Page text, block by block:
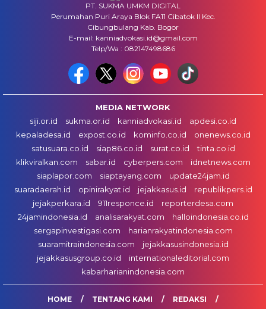
PT. SUKMA UMKM DIGITAL
Perumahan Puri Araya Blok FA11 Cibatok II Kec.
Cibungbulang Kab. Bogor
E-mail: kanniadvokasi.id@gmail.com
Telp/Wa : 082147498686
MEDIA NETWORK
siji.or.id
sukma.or.id kanniadvokasi.id
apdesi.co.id
kepaladesa.id
expost.co.id kominfo.co.id
onenews.co.id
satusuara.co.id
siap86.co.id surat.co.id
tinta.co.id
klikviralkan.com
sabar.id cyberpers.com
idnetnews.com
siaplapor.com
siaptayang.com
update24jam.id
suaradaerah.id
opinirakyat.id jejakkasus.id
republikpers.id
jejakperkara.id
911responce.id
reporterdesa.com
24jamindonesia.id
analisarakyat.com
halloindonesia.co.id
sergapinvestigasi.com
harianrakyatindonesia.com
suaramitraindonesia.com
jejakkasusindonesia.id
jejakkasusgroup.co.id
internationaleditorial.com
kabarharianindonesia.com
HOME TENTANG KAMI REDAKSI